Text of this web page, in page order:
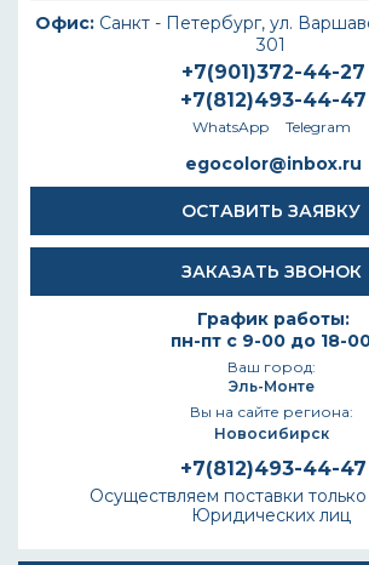
Офис: Санкт - Петербург, ул.
301
+7(901)372-44-27
+7(812)493-44-47
WhatsApp Telegram
egocolor@inbox.ru
ОСТАВИТЬ ЗАЯВКУ
ЗАКАЗАТЬ ЗВОНОК
График работы:
пн-пт с 9-00 до 18-
Ваш город:
Эль-Монте
Вы на сайте региона:
Новосибирск
+7(812)493-44-47
Осуществляем поставки
Юридических лиц